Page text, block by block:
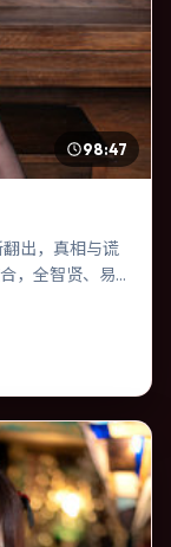
98:47
翻出，真相与谎
，全智贤、易
于在长镜头中
质感。